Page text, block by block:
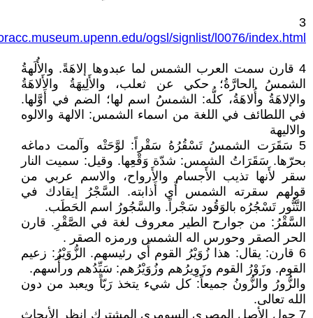
3
ogsl/signlist/l0076/index.html
4 قارن سمت العرب الشمس لما عبدوها إلاهَةً. والأُلَهةُ
الشمسُ الحارَّةُ؛ حكي عن ثعلب، والأَلِيهَةُ والأَلاهَةُ
والإلاهَةُ وأُلاهَةُ، كلُّه: الشمسُ اسم لها؛ الضم في أَوَّلها.
في اللطائف في اللغة من اسماء الشمس: الالهة والالوه
والاليهة
5 سَقَرَت الشمسُ تَسْقُرُهُ سَقْراً: لوَّحَتْه وآلمت دماغه
بحرّها. سَقَرَاتُ الشمس: شدّة وَقْعِها. وقيل: سميت النار
سقر لأَنها تذيب الأَجسام والأَرواح، والاسم عربي من
قولهم سقرته الشمس أَي أَذابته. السَّجْرُ إيقادك في
التَّنُّور تَسْجُرُه بالوَقُود سَجْراً. والسَّجُورُ اسم الحَطَب.
السَّقْرُ: من جوارح الطير معروف لغة في الصَّقْرِ. قارن
الحر الصقر وحورس اله الشمس ورمزه الصقر .
6 قارن: يقال: هذا زُوَيْرُ القوم أَي رئيسهم. الزُّوَيْرُ: زعيم
القوم. وزَوْرُ القوم وزَوِيرُهم وزُوَيْرُهم: سَيِّدُهم ورأْسهم.
والزُّورُ والزُّونُ جميعاً: كل شيء يتخذ رَبّاً ويعبد من دون
الله تعالى.
7 حول الأصل المصري السومري المشترك انظر الأبحاث